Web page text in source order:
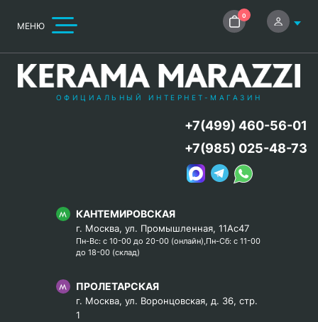
МЕНЮ
0
ОФИЦИАЛЬНЫЙ ИНТЕРНЕТ-МАГАЗИН
КАНТЕМИРОВСКАЯ
г. Москва, ул. Промышленная, 11Ас47
Пн-Вс: с 10-00 до 20-00 (онлайн),Пн-Сб: с 11-00
до 18-00 (склад)
ПРОЛЕТАРСКАЯ
г. Москва, ул. Воронцовская, д. 36, стр.
1
+7(499) 460-56-01
+7(985) 025-48-73